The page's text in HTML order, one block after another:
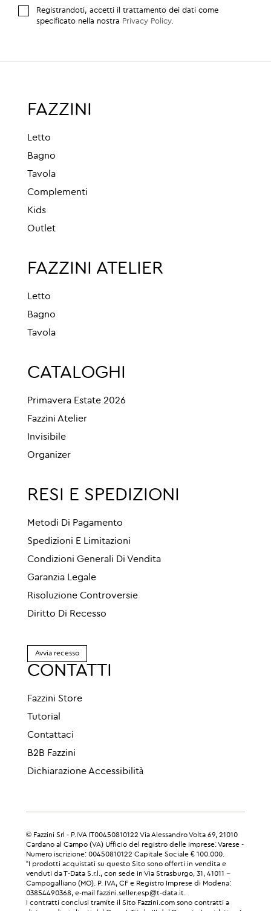
Registrandoti, accetti il trattamento dei dati come
specificato nella nostra Privacy Policy.
FAZZINI
Letto
Bagno
Tavola
Complementi
Kids
Outlet
FAZZINI ATELIER
Letto
Bagno
Tavola
CATALOGHI
Primavera Estate 2026
Fazzini Atelier
Invisibile
Organizer
RESI E SPEDIZIONI
Metodi Di Pagamento
Spedizioni E Limitazioni
Condizioni Generali Di Vendita
Garanzia Legale
Risoluzione Controversie
Diritto Di Recesso
Avvia recesso
CONTATTI
Fazzini Store
Tutorial
Contattaci
B2B Fazzini
Dichiarazione Accessibilità
© Fazzini Srl - P.IVA IT00450810122 Via Alessandro Volta 69, 21010
Cardano al Campo (VA) Ufficio del registro delle imprese: Varese -
Numero iscrizione: 00450810122 Capitale Sociale € 100.000.
“I prodotti acquistati su questo Sito sono offerti in vendita e
venduti da T-Data S.r.l., con sede in Via Strasburgo, 31, 41011 –
Campogalliano (MO). P. IVA, CF e Registro Imprese di Modena:
03854490368, e-mail fazzini.seller.esp@t-data.it.
I contratti conclusi tramite il Sito Fazzini.com sono contratti a